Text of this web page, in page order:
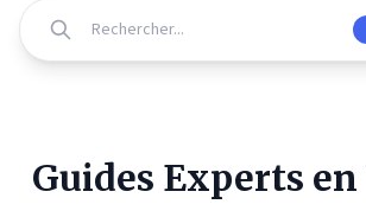
Guides Experts